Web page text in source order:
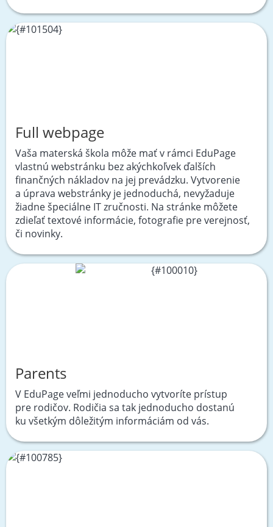
Full webpage
Vaša materská škola môže mať v rámci EduPage
vlastnú webstránku bez akýchkoľvek ďalších
finančných nákladov na jej prevádzku. Vytvorenie
a úprava webstránky je jednoduchá, nevyžaduje
žiadne špeciálne IT zručnosti. Na stránke môžete
zdieľať textové informácie, fotografie pre verejnosť,
či novinky.
Parents
V EduPage veľmi jednoducho vytvoríte prístup
pre rodičov. Rodičia sa tak jednoducho dostanú
ku všetkým dôležitým informáciám od vás.